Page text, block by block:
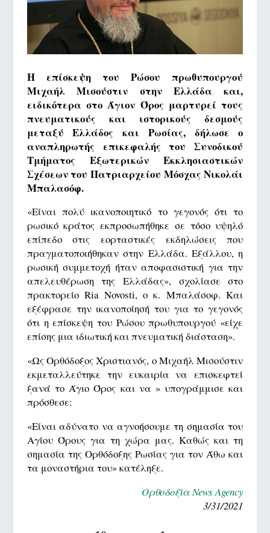
Η επίσκεψη του Ρώσου πρωθυπουργού
Μιχαήλ Μισούστιν στην Ελλάδα και,
ειδικότερα στο Άγιον Όρος μαρτυρεί τους
πνευματικούς και ιστορικούς δεσμούς
μεταξύ Ελλάδος και Ρωσίας, δήλωσε ο
αναπληρωτής επικεφαλής του Συνοδικού
Τμήματος Εξωτερικών Εκκλησιαστικών
Σχέσεων του Πατριαρχείου Μόσχας Νικολάι
Μπαλασόφ.
«Είναι πολύ ικανοποιητικό το γεγονός ότι το
ρωσικό κράτος εκπροσωπήθηκε σε τόσο υψηλό
επίπεδο στις εορταστικές εκδηλώσεις που
πραγματοποιήθηκαν στην Ελλάδα. Εξάλλου, η
ρωσική συμμετοχή ήταν αποφασιστική για την
απελευθέρωση της Ελλάδας», σχολίασε στο
πρακτορείο Ria Novosti, ο κ. Μπαλάσοφ. Και
εξέφρασε την ικανοποίησή του για το γεγονός
ότι η επίσκεψη του Ρώσου πρωθυπουργού «είχε
επίσης μια ιδιωτική και πνευματική διάσταση».
«Ως Ορθόδοξος Χριστιανός, ο Μιχαήλ Μισούστιν
εκμεταλλεύτηκε την ευκαιρία να επισκεφτεί
ξανά το Άγιο Όρος και να » υπογράμμισε και
πρόσθεσε:
«Είναι αδύνατο να αγνοήσουμε τη σημασία του
Αγίου Όρους για τη χώρα μας. Καθώς και τη
σημασία της Ορθόδοξης Ρωσίας για τον Άθω και
τα μοναστήρια του» κατέληξε.
Ορθοδοξία News Agency
3/31/2021